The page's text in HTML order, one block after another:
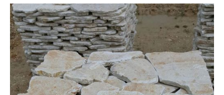
Doplnkový sortiment
Výrobky z kameňa
Kamenné bloky
Creative Floor
Terazzo
ZÁKAZKY NA MIERU